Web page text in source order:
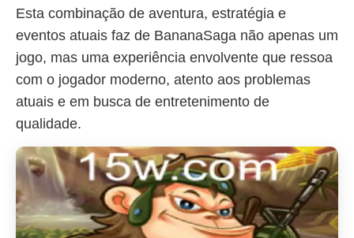
Esta combinação de aventura, estratégia e
eventos atuais faz de BananaSaga não apenas um
jogo, mas uma experiência envolvente que ressoa
com o jogador moderno, atento aos problemas
atuais e em busca de entretenimento de
qualidade.